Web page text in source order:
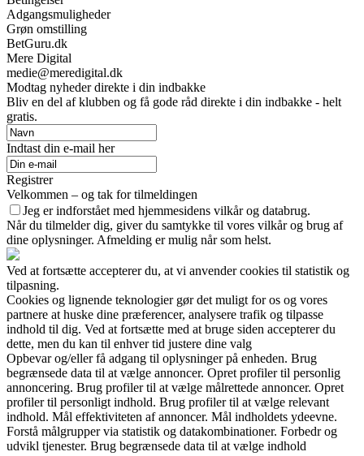
Adgangsmuligheder
Grøn omstilling
BetGuru.dk
Mere Digital
medie@meredigital.dk
Modtag nyheder direkte i din indbakke
Bliv en del af klubben og få gode råd direkte i din indbakke - helt
gratis.
Indtast din e-mail her
Registrer
Velkommen – og tak for tilmeldingen
Jeg er indforstået med hjemmesidens vilkår og databrug.
Når du tilmelder dig, giver du samtykke til vores vilkår og brug af
dine oplysninger. Afmelding er mulig når som helst.
Ved at fortsætte accepterer du, at vi anvender cookies til statistik og
tilpasning.
Cookies og lignende teknologier gør det muligt for os og vores
partnere at huske dine præferencer, analysere trafik og tilpasse
indhold til dig. Ved at fortsætte med at bruge siden accepterer du
dette, men du kan til enhver tid justere dine valg
Opbevar og/eller få adgang til oplysninger på enheden. Brug
begrænsede data til at vælge annoncer. Opret profiler til personlig
annoncering. Brug profiler til at vælge målrettede annoncer. Opret
profiler til personligt indhold. Brug profiler til at vælge relevant
indhold. Mål effektiviteten af annoncer. Mål indholdets ydeevne.
Forstå målgrupper via statistik og datakombinationer. Forbedr og
udvikl tjenester. Brug begrænsede data til at vælge indhold